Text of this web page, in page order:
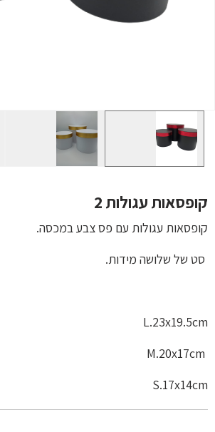
קופסאות עגולות 2
קופסאות עגולות עם פס צבע במכסה.
סט של שלושה מידות.
L.23x19.5cm
S.17x14cm